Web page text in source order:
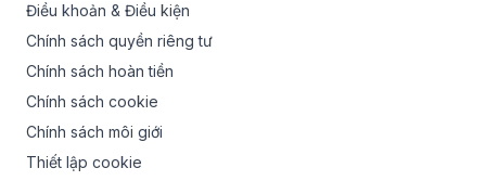
Điều khoản & Điều kiện
Chính sách quyền riêng tư
Chính sách hoàn tiền
Chính sách cookie
Chính sách môi giới
Thiết lập cookie